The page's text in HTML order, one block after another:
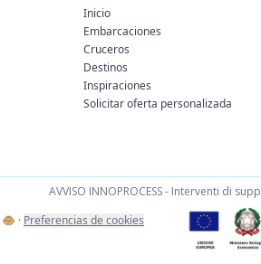
Inicio
Embarcaciones
Cruceros
Destinos
Inspiraciones
Solicitar oferta personalizada
🐵 · Preferencias de cookies
AVVISO INNOPROCESS - Interventi di